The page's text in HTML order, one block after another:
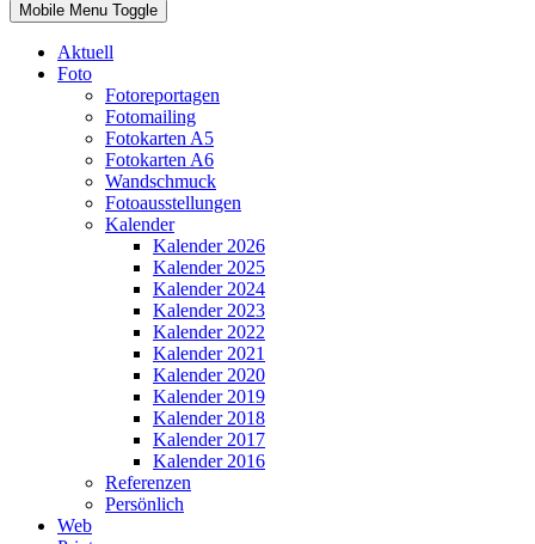
Mobile Menu Toggle
Aktuell
Foto
Fotoreportagen
Fotomailing
Fotokarten A5
Fotokarten A6
Wandschmuck
Fotoausstellungen
Kalender
Kalender 2026
Kalender 2025
Kalender 2024
Kalender 2023
Kalender 2022
Kalender 2021
Kalender 2020
Kalender 2019
Kalender 2018
Kalender 2017
Kalender 2016
Referenzen
Persönlich
Web